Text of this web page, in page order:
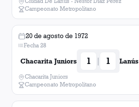
Campeonato Metropolitano
20 de agosto de 1972
Fecha 28
Chacarita Juniors 1 | 1 Lanús
Chacarita Juniors
Campeonato Metropolitano